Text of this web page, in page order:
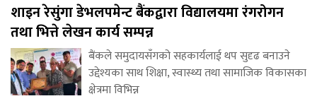
शाइन रेसुंगा डेभलपमेन्ट बैंकद्वारा विद्यालयमा रंगरोगन
तथा भित्ते लेखन कार्य सम्पन्न
बैंकले समुदायसँगको सहकार्यलाई थप सुदृढ बनाउने
उद्देश्यका साथ शिक्षा, स्वास्थ्य तथा सामाजिक विकासका
क्षेत्रमा विभिन्न